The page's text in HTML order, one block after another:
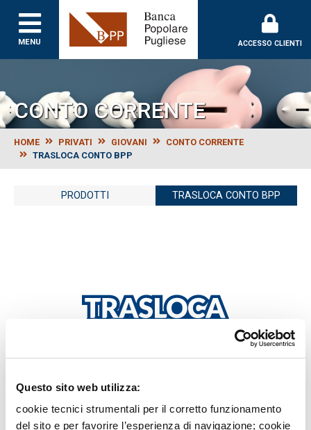
Questo sito web utilizza:
cookie tecnici strumentali per il corretto funzionamento
del sito e per favorire l’esperienza di navigazione; cookie
MENU
Banca Popolare
ACCESSO CLIENTI
CONTO CORRENTE
HOME PRIVATI GIOVANI
CONTO CORRENTE
TRASLOCA CONTO BPP
PRODOTTI TRASLOCA CONTO BPP
Che siate giovani o adulti, dinamici o più sedentari, più o
adatto alle tue necessità. Energy Young o Energy Web
sono i conti correnti pensati per venire incontro alle